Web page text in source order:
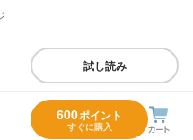
試し読み
600ポイント
すぐに購入